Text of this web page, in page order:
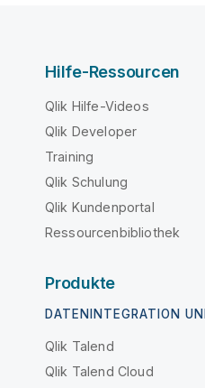
Hilfe-Ressourcen
Qlik Hilfe-Videos
Qlik Developer
Training
Qlik Schulung
Qlik Kundenportal
Ressourcenbibliothek
Produkte
DATENINTEGRATION
Qlik Talend
Qlik Talend Cloud